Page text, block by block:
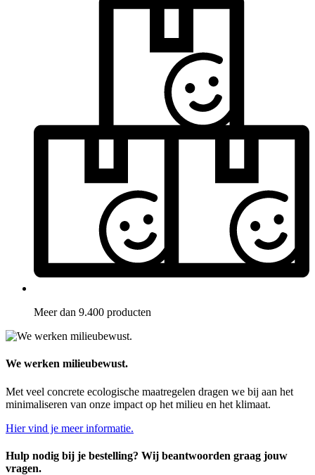
Meer dan 9.400 producten
We werken milieubewust.
Met veel concrete ecologische maatregelen dragen we bij aan het
minimaliseren van onze impact op het milieu en het klimaat.
Hier vind je meer informatie.
Hulp nodig bij je bestelling? Wij beantwoorden graag jouw
vragen.